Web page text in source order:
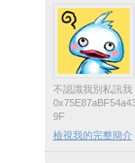
不認識我別私訊我
9F
檢視我的完整簡介